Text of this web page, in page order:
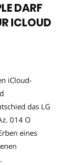
DARF
ICLOUD
iCloud-
das LG
014 O
eines